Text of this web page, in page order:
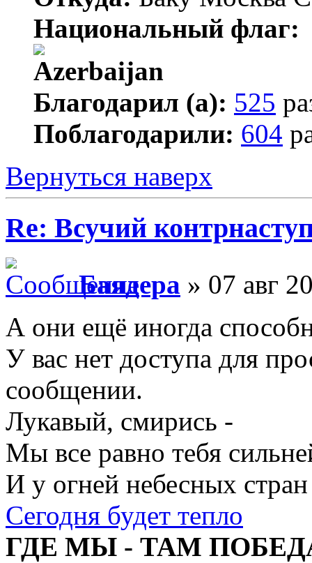
Национальный флаг:
Благодарил (а): 525
Поблагодарили: 604
Вернуться наверх
Re: Всучий
Баядера » 07 авг
А они ещё иногда
У вас нет доступа для
сообщении.
Лукавый, смирись -
Мы все равно тебя
И у огней небесных стран
Сегодня будет тепло
ГДЕ МЫ - ТАМ